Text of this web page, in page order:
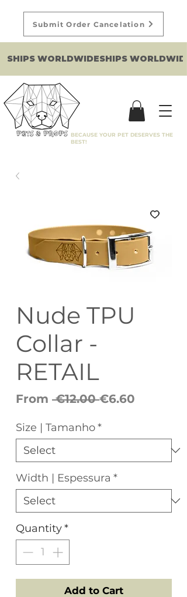
BECAUSE YOUR PET DESERVES THE
BEST!
SHIPS WORLDWIDE
Submit Order Cancelation
Nude TPU
Collar -
RETAIL
From €12.00 Regular
€6.60
Size | Tamanho*
Width | Espessura *
Quantity*
Add to Cart